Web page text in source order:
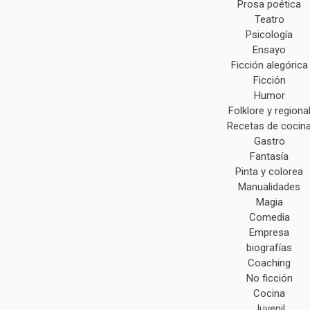
Prosa poética
Teatro
Psicología
Ensayo
Ficción alegórica
Ficción
Humor
Folklore y regional
Recetas de
Gastro
Fantasía
Pinta y colorea
Manualidades
Magia
Comedia
Empresa
biografías
Coaching
No ficción
Cocina